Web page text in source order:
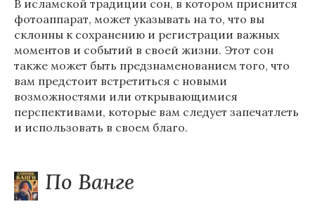
В исламской традиции сон, в котором приснится
фотоаппарат, может указывать на то, что вы
склонны к сохранению и регистрации важных
моментов и событий в своей жизни. Этот сон
также может быть предзнаменованием того, что
вам предстоит встретиться с новыми
возможностями или открывающимися
перспективами, которые вам следует запечатлеть
и использовать в своем благо.
По Ванге